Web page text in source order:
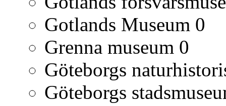
Gotlands Museum 0
Grenna museum 0
Göteborgs
Göteborgs